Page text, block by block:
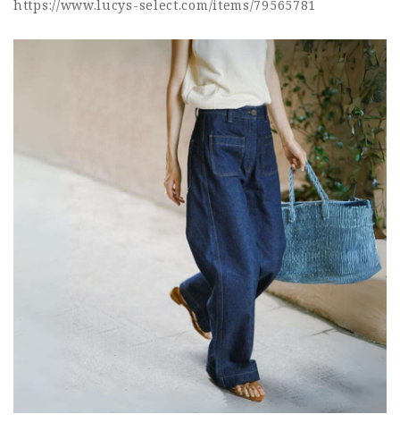
https://www.lucys-select.com/items/79565781